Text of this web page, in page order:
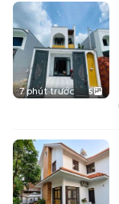
7 phút trước 5